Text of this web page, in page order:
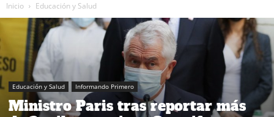
Inicio Educación y Salud
Educación y Salud Informando Primero
Ministro Paris tras reportar más